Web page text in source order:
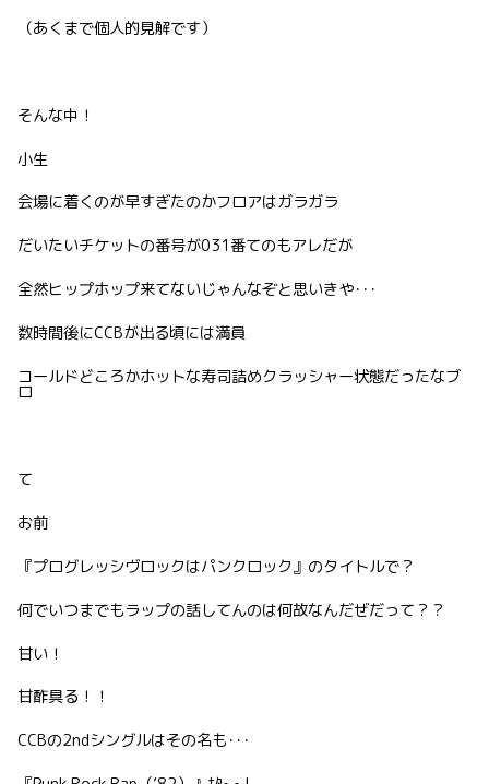
（あくまで個人的見解です）
そんな中！
小生
会場に着くのが早すぎたのかフロアはガラガラ
だいたいチケットの番号が031番てのもアレだが
全然ヒップホップ来てないじゃんなぞと思いきや･･･
数時間後にCCBが出る頃には満員
コールドどころかホットな寿司詰めクラッシャー状態だったなブ
ロ
て
お前
『プログレッシヴロックはパンクロック』のタイトルで？
何でいつまでもラップの話してんのは何故なんだぜだって？？
甘い！
甘酢具る！！
CCBの2ndシングルはその名も･･･